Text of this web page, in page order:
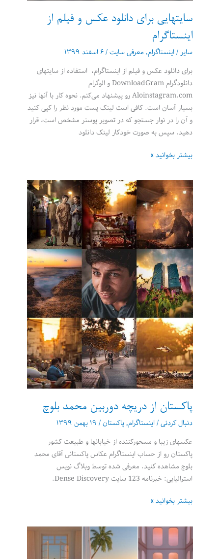
سایتهایی برای دانلود عکس و فیلم از
اینستاگرام
سایر/اینستاگرام, معرفی سایت/۶ اسفند ۱۳۹۹
برای دانلود عکس و فیلم از اینستاگرام، استفاده از سایتهای
دانلودگرام DownloadGram و الوگرام
Aloinstagram.com رو پیشنهاد می‌کنم. نحوه کار با آنها نیز
بسیار آسان است. کافی است لینک پست مورد نظر را کپی کنید
و آن را در نوار جستجو که در تصویر پوستر مشخص است، قرار
دهید. سپس به صورت خودکار لینک دانلود
سایتهایی
دانلود
عکس
و
فیلم
از
اینستاگرام
بیشتر بخوانید »
پاکستان از دریچه دوربین محمد بلوچ
دنبال کردنی/اینستاگرام,پاکستان/ ۱۹ بهمن ۱۳۹۹
عکسهای زیبا و مسحور‌کننده از خیابانها و طبیعت کشور
پاکستان رو از حساب اینستاگرام عکاس پاکستانی آقای محمد
بلوچ مشاهده کنید. معرفی شده توسط وبلاگ نویس
استرالیایی: خبرنامه 123 سایت Dense Discovery.
پاکستان
دریچه
دوربین
محمد
بیشتر بخوانید »